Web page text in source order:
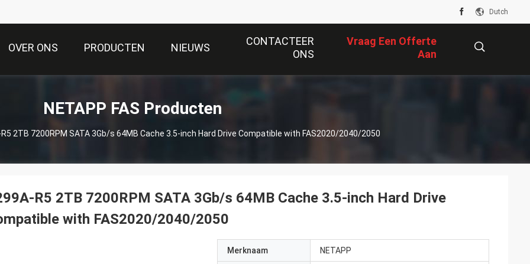
Dutch
OVER ONS PRODUCTEN NIEUWS
CONTACTEER
ONS
Vraag Een Offerte
Aan
NETAPP FAS Producten
2TB 7200RPM SATA 3Gb/s 64MB Cache 3.5-inch Hard Drive Compatible with FAS2020/2040/2050
R5 2TB 7200RPM SATA 3Gb/s 64MB Cache 3.5-inch Hard Drive
with FAS2020/2040/2050
Merknaam NETAPP